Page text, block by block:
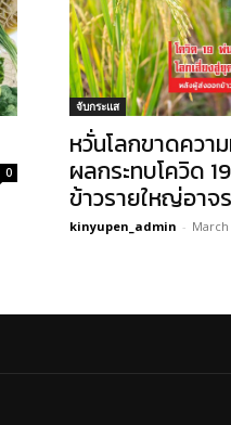
0
จับกระแส
หวั่นโลกขาดควา
ผลกระทบโควิด
ข้าวรายใหญ่อาจ
kinyupen_admin - March